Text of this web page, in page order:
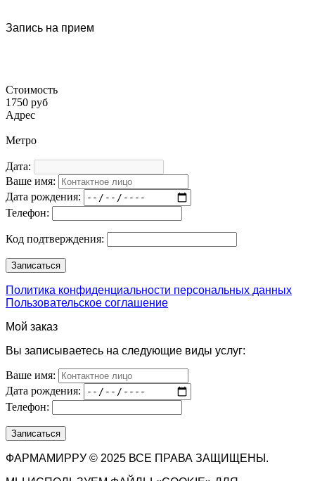
Запись на прием
Стоимость
1750 руб
Адрес
Метро
Дата:
Ваше имя:
Дата рождения:
Телефон:
Код подтверждения:
Политика конфиденциальности персональных данных
Пользовательское соглашение
Мой заказ
Вы записываетесь на следующие виды услуг:
Ваше имя:
Дата рождения:
Телефон:
ФАРМАМИРРУ © 2025 ВСЕ ПРАВА ЗАЩИЩЕНЫ.